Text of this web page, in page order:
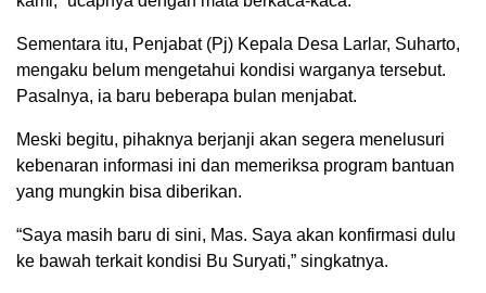
Sementara itu, Penjabat (Pj) Kepala Desa Larlar, Suharto,
mengaku belum mengetahui kondisi warganya tersebut.
Pasalnya, ia baru beberapa bulan menjabat.
Meski begitu, pihaknya berjanji akan segera menelusuri
kebenaran informasi ini dan memeriksa program bantuan
yang mungkin bisa diberikan.
“Saya masih baru di sini, Mas. Saya akan konfirmasi dulu
ke bawah terkait kondisi Bu Suryati,” singkatnya.